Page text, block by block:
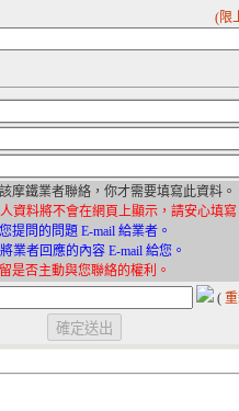
(限
摩鐵業者聯絡，你才需要填寫此資料。
資料將不會在網頁上顯示，請安心填寫
提問的問題 E-mail 給業者。
業者回應的內容 E-mail 給您。
是否主動與您聯絡的權利。
(